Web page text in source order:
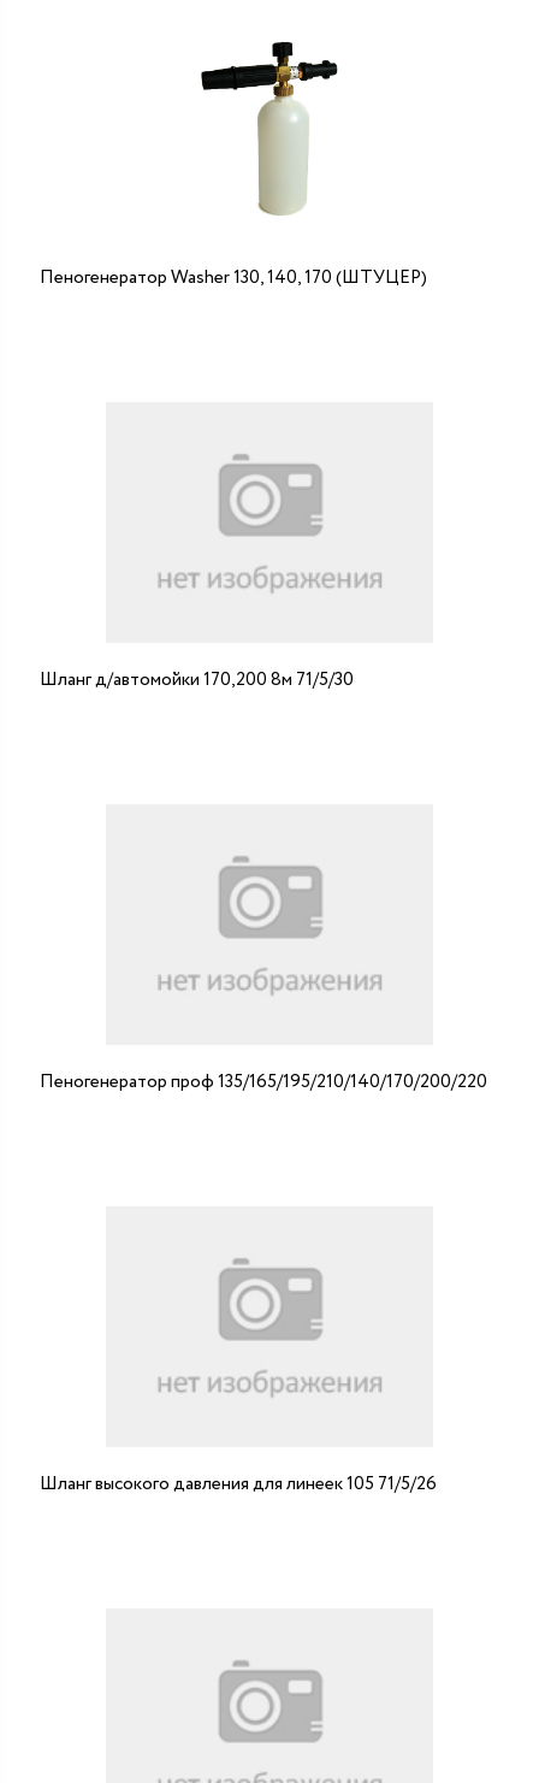
Пеногенератор Washer 130, 140, 170 (ШТУЦЕР)
Шланг д/автомойки 170,200 8м 71/5/30
Пеногенератор проф 135/165/195/210/140/170/200/220
Шланг высокого давления для линеек 105 71/5/26